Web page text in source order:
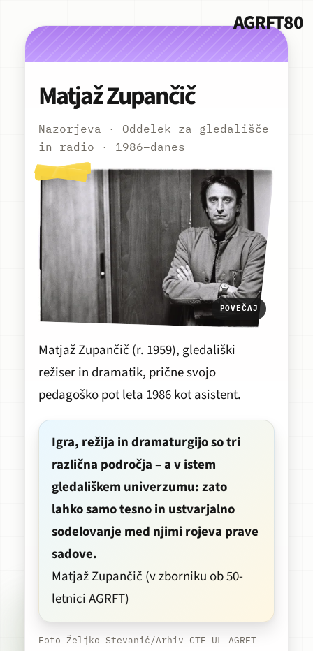
AGRFT80
Matjaž Zupančič
Nazorjeva · Oddelek za gledališče
in radio · 1986–danes
POVEČAJ
Matjaž Zupančič (r. 1959), gledališki
režiser in dramatik, prične svojo
pedagoško pot leta 1986 kot asistent.
Igra, režija in dramaturgijo so tri
različna področja – a v istem
gledališkem univerzumu: zato
lahko samo tesno in ustvarjalno
sodelovanje med njimi rojeva prave
sadove.
Matjaž Zupančič (v zborniku ob 50-
letnici AGRFT)
Foto Željko Stevanić/Arhiv CTF UL AGRFT